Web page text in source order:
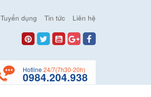
Tuyển dụng Tin tức Liên hệ
Hotline 24/7(7h30-20h)
0984.204.938